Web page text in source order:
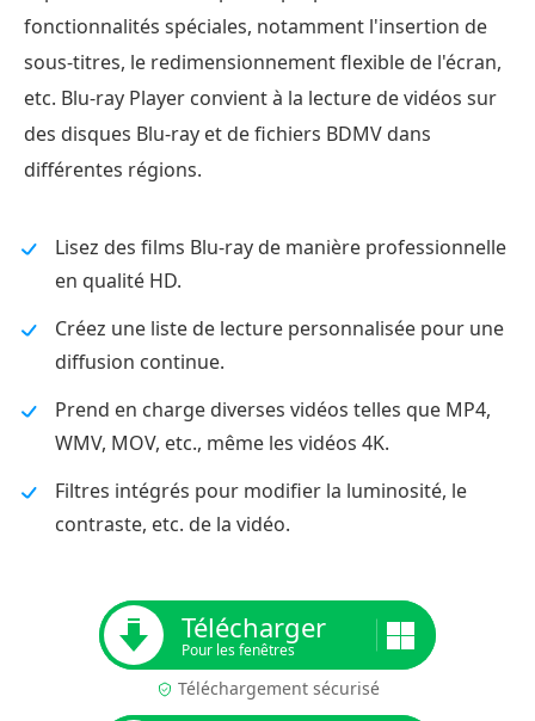
fonctionnalités spéciales, notamment l'insertion de
sous-titres, le redimensionnement flexible de l'écran,
etc. Blu-ray Player convient à la lecture de vidéos sur
des disques Blu-ray et de fichiers BDMV dans
différentes régions.
Lisez des films Blu-ray de manière professionnelle
en qualité HD.
Créez une liste de lecture personnalisée pour une
diffusion continue.
Prend en charge diverses vidéos telles que MP4,
WMV, MOV, etc., même les vidéos 4K.
Filtres intégrés pour modifier la luminosité, le
contraste, etc. de la vidéo.
Télécharger
Pour les fenêtres
Téléchargement sécurisé